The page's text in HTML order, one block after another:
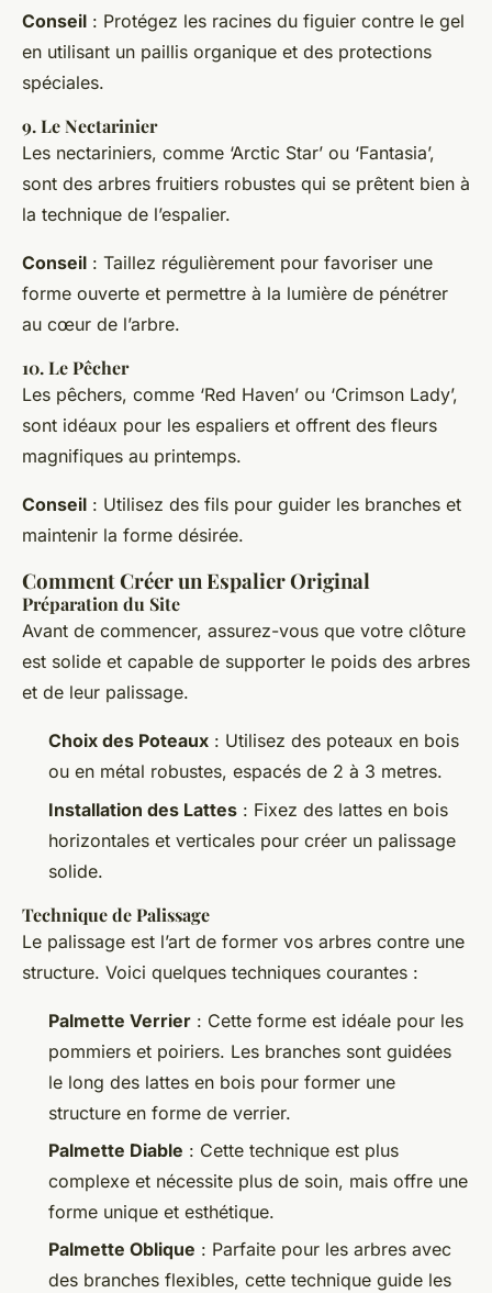
Conseil : Protégez les racines du figuier contre le gel
en utilisant un paillis organique et des protections
spéciales.
9.Le Nectarinier
Les nectariniers, comme ‘Arctic Star’ ou ‘Fantasia’,
sont des arbres fruitiers robustes qui se prêtent bien à
la technique de l’espalier.
Conseil : Taillez régulièrement pour favoriser une
forme ouverte et permettre à la lumière de pénétrer
au cœur de l’arbre.
10.Le Pêcher
Les pêchers, comme ‘Red Haven’ ou ‘Crimson Lady’,
sont idéaux pour les espaliers et offrent des fleurs
magnifiques au printemps.
Conseil : Utilisez des fils pour guider les branches et
maintenir la forme désirée.
Comment Créer un Espalier Original
Préparation du Site
Avant de commencer, assurez-vous que votre clôture
est solide et capable de supporter le poids des arbres
et de leur palissage.
Choix des Poteaux : Utilisez des poteaux en bois
ou en métal robustes, espacés de 2 à 3 metres.
Installation des Lattes : Fixez des lattes en bois
horizontales et verticales pour créer un palissage
solide.
Technique de Palissage
Le palissage est l’art de former vos arbres contre une
structure. Voici quelques techniques courantes :
Palmette Verrier : Cette forme est idéale pour les
pommiers et poiriers. Les branches sont guidées
le long des lattes en bois pour former une
structure en forme de verrier.
Palmette Diable : Cette technique est plus
complexe et nécessite plus de soin, mais offre une
forme unique et esthétique.
Palmette Oblique : Parfaite pour les arbres avec
des branches flexibles, cette technique guide les